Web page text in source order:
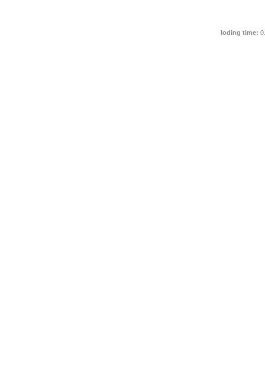
loding time: